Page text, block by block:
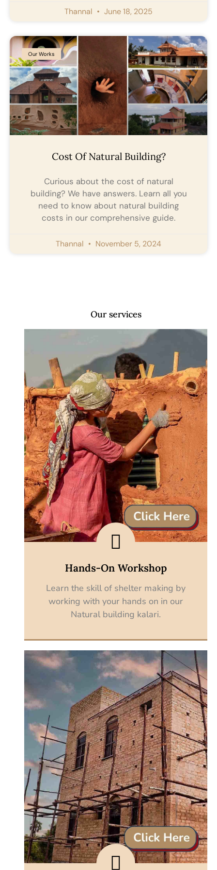
Thannal June 18, 2025
Our Works
Cost Of Natural Building?
Curious about the cost of natural
building? We have answers. Learn all you
need to know about natural building
costs in our comprehensive guide.
Thannal November 5, 2024
Our services
Hands-On Workshop
Learn the skill of shelter making by
working with your hands on in our
Natural building kalari.
Explore